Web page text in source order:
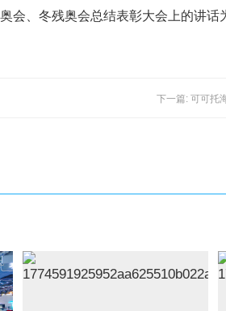
会、冬残奥会总结表彰大会上的讲话
下一篇: 可可托